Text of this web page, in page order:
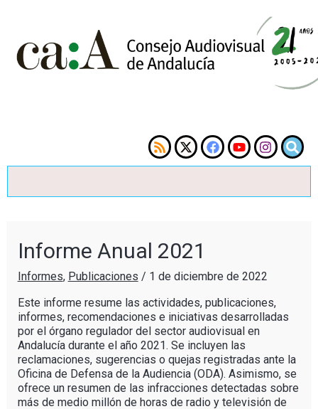
Informe Anual 2021
Informes, Publicaciones / 1 de diciembre de 2022
Este informe resume las actividades, publicaciones,
informes, recomendaciones e iniciativas desarrolladas
por el órgano regulador del sector audiovisual en
Andalucía durante el año 2021. Se incluyen las
reclamaciones, sugerencias o quejas registradas ante la
Oficina de Defensa de la Audiencia (ODA). Asimismo, se
ofrece un resumen de las infracciones detectadas sobre
más de medio millón de horas de radio y televisión de